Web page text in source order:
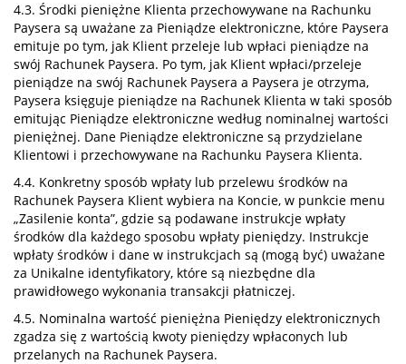
4.3. Środki pieniężne Klienta przechowywane na Rachunku
Paysera są uważane za Pieniądze elektroniczne, które Paysera
emituje po tym, jak Klient przeleje lub wpłaci pieniądze na
swój Rachunek Paysera. Po tym, jak Klient wpłaci/przeleje
pieniądze na swój Rachunek Paysera a Paysera je otrzyma,
Paysera księguje pieniądze na Rachunek Klienta w taki sposób
emitując Pieniądze elektroniczne według nominalnej wartości
pieniężnej. Dane Pieniądze elektroniczne są przydzielane
Klientowi i przechowywane na Rachunku Paysera Klienta.
4.4. Konkretny sposób wpłaty lub przelewu środków na
Rachunek Paysera Klient wybiera na Koncie, w punkcie menu
„Zasilenie konta”, gdzie są podawane instrukcje wpłaty
środków dla każdego sposobu wpłaty pieniędzy. Instrukcje
wpłaty środków i dane w instrukcjach są (mogą być) uważane
za Unikalne identyfikatory, które są niezbędne dla
prawidłowego wykonania transakcji płatniczej.
4.5. Nominalna wartość pieniężna Pieniędzy elektronicznych
zgadza się z wartością kwoty pieniędzy wpłaconych lub
przelanych na Rachunek Paysera.